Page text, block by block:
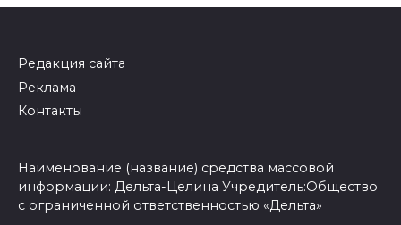
Редакция сайта
Реклама
Контакты
Наименование (название) средства массовой
информации: Дельта-Целина Учредитель:Общество
с ограниченной ответственностью «Дельта»